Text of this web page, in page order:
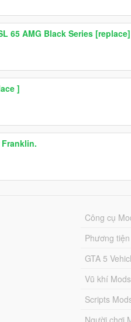
65 AMG Black Series [replace]
]
Công cụ
Phương
GTA 5
Vũ khí
Scripts
Người chơi